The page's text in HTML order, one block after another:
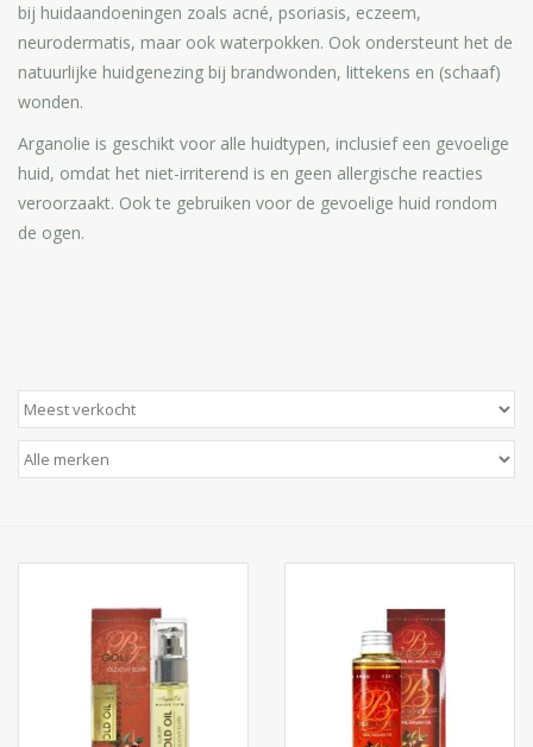
bij huidaandoeningen zoals acné, psoriasis, eczeem,
neurodermatis, maar ook waterpokken. Ook ondersteunt het de
natuurlijke huidgenezing bij brandwonden, littekens en (schaaf)
wonden.
Arganolie is geschikt voor alle huidtypen, inclusief een gevoelige
huid, omdat het niet-irriterend is en geen allergische reacties
veroorzaakt. Ook te gebruiken voor de gevoelige huid rondom
de ogen.